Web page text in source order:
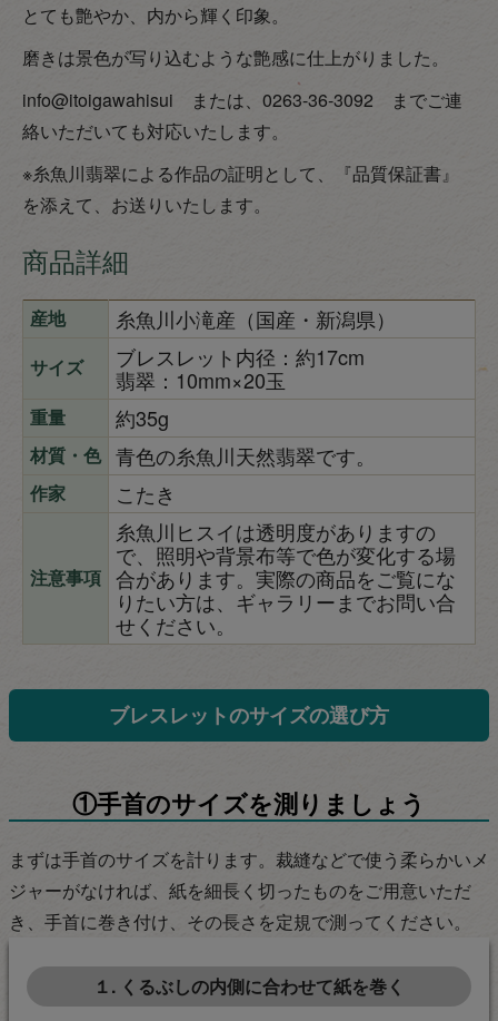
とても艶やか、内から輝く印象。
磨きは景色が写り込むような艶感に仕上がりました。
info@itoigawahisui または、0263-36-3092 までご連
絡いただいても対応いたします。
※糸魚川翡翠による作品の証明として、『品質保証書』
を添えて、お送りいたします。
商品詳細
産地 糸魚川小滝産（国産・新潟県）
サイズ
ブレスレット内径：約17cm
翡翠：10mm×20玉
重量 約35g
材質・色 青色の糸魚川天然翡翠です。
作家 こたき
注意事項
糸魚川ヒスイは透明度がありますの
で、照明や背景布等で色が変化する場
合があります。実際の商品をご覧にな
りたい方は、ギャラリーまでお問い合
せください。
ブレスレットのサイズの選び方
①手首のサイズを測りましょう
まずは手首のサイズを計ります。裁縫などで使う柔らかいメ
ジャーがなければ、紙を細長く切ったものをご用意いただ
き、手首に巻き付け、その長さを定規で測ってください。
１. くるぶしの内側に合わせて紙を巻く